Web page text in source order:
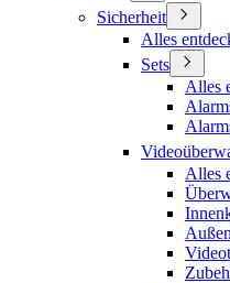
Sicherheit
Alles
Sets
Alles
Alles